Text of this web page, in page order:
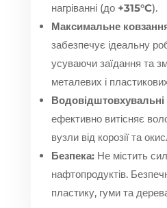
нагріванні (до +315°C).
Максимальне
забезпечує ідеальну
усуваючи заїдання та
металевих і
Водовідштовхувальні
ефективно витісняє
вузли від корозії та
Безпека:Не містить
нафтопродуктів.
пластику, гуми та